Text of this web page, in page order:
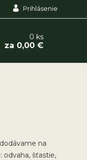
Prihlásenie
0 ks
za 0,00 €
na
šťastie,